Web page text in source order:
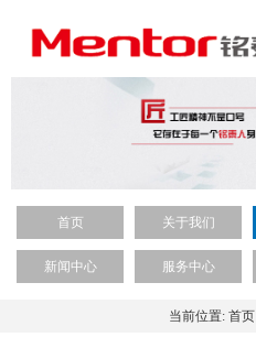
首页 关于我们
新闻中心 服务中心
当前位置: 首页